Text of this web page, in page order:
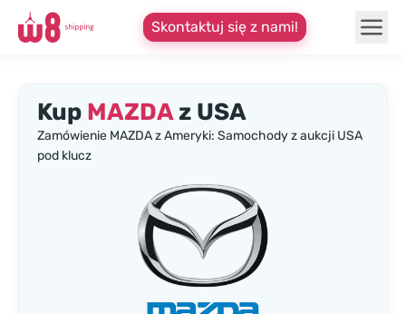
Skontaktuj się z nami!
Kup MAZDAz USA
Zamówienie MAZDA z Ameryki: Samochody z aukcji USA
pod klucz